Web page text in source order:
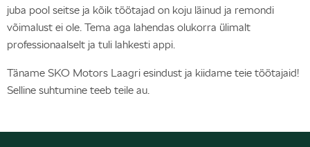
juba pool seitse ja kõik töötajad on koju läinud ja remondi
võimalust ei ole. Tema aga lahendas olukorra ülimalt
professionaalselt ja tuli lahkesti appi.
Täname SKO Motors Laagri esindust ja kiidame teie töötajaid!
Selline suhtumine teeb teile au.